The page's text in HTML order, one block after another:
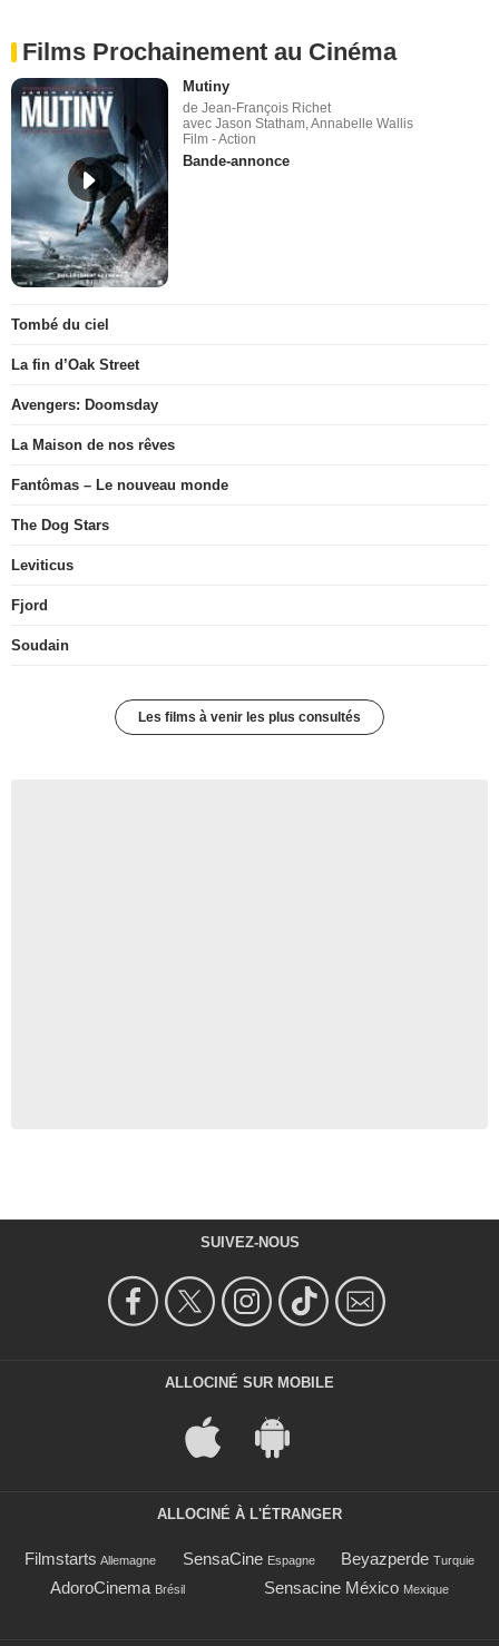
Films Prochainement au Cinéma
Mutiny
de Jean-François Richet
avec Jason Statham, Annabelle Wallis
Film - Action
Bande-annonce
Tombé du ciel
La fin d’Oak Street
Avengers: Doomsday
La Maison de nos rêves
Fantômas – Le nouveau monde
The Dog Stars
Leviticus
Fjord
Soudain
Les films à venir les plus consultés
SUIVEZ-NOUS
ALLOCINÉ SUR MOBILE
ALLOCINÉ À L'ÉTRANGER
Filmstarts Allemagne SensaCine Espagne Beyazperde Turquie
AdoroCinema Brésil Sensacine México Mexique